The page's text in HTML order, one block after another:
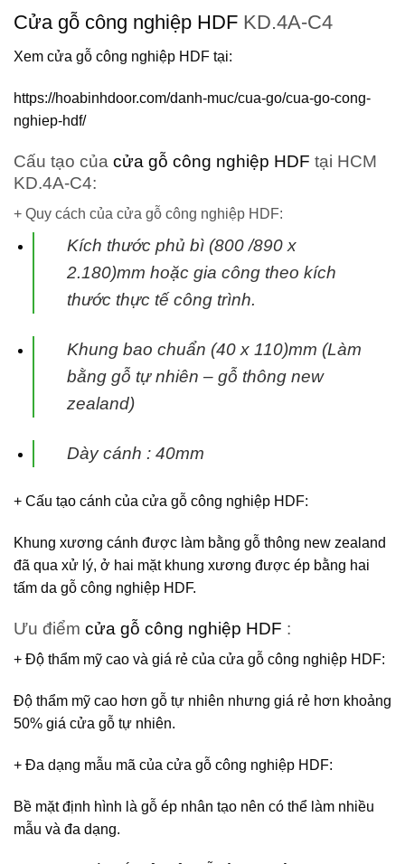
Cửa gỗ công nghiệp HDF KD.4A-C4
Xem cửa gỗ công nghiệp HDF tại:
https://hoabinhdoor.com/danh-muc/cua-go/cua-go-cong-
nghiep-hdf/
Cấu tạo của cửa gỗ công nghiệp HDF tại HCM
KD.4A-C4:
+ Quy cách của cửa gỗ công nghiệp HDF:
Kích thước phủ bì (800 /890 x
2.180)mm hoặc gia công theo kích
thước thực tế công trình.
Khung bao chuẩn (40 x 110)mm (Làm
bằng gỗ tự nhiên – gỗ thông new
zealand)
Dày cánh : 40mm
+ Cấu tạo cánh của cửa gỗ công nghiệp HDF:
Khung xương cánh được làm bằng gỗ thông new zealand
đã qua xử lý, ở hai mặt khung xương được ép bằng hai
tấm da gỗ công nghiệp HDF.
Ưu điểm cửa gỗ công nghiệp HDF :
+ Độ thẩm mỹ cao và giá rẻ của cửa gỗ công nghiệp HDF:
Độ thẩm mỹ cao hơn gỗ tự nhiên nhưng giá rẻ hơn khoảng
50% giá cửa gỗ tự nhiên.
+ Đa dạng mẫu mã của cửa gỗ công nghiệp HDF:
Bề mặt định hình là gỗ ép nhân tạo nên có thể làm nhiều
mẫu và đa dạng.